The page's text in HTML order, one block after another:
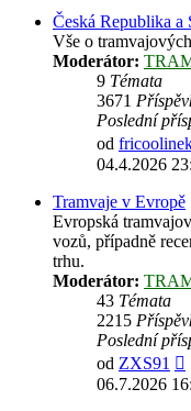
Česká Republika a
Vše o
Moderátor:
9 Témata
3671
Poslední
od
04.4.2026
Tramvaje v Evropě
Evropská
vozů, případně
trhu.
Moderátor:
43 Témata
2215
Poslední
od ZXS91
06.7.2026